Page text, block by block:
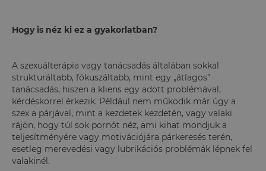
Hogy is néz ki ez a gyakorlatban?
A szexuálterápia vagy tanácsadás általában sokkal
strukturáltabb, fókuszáltabb, mint egy „átlagos”
tanácsadás, hiszen a kliens egy adott problémával,
kérdéskörrel érkezik. Például nem működik már úgy a
szex a párjával, mint a kezdetek kezdetén, vagy valaki
rájön, hogy túl sok pornót néz, ami kihat mondjuk a
teljesítményére vagy motivációjára párkeresés terén,
esetleg merevedési vagy lubrikációs problémák lépnek fel
valakinél.